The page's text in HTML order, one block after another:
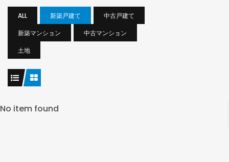
ALL 新築戸建て
中古戸建て
新築マンション
中古マンション
土地
No item found